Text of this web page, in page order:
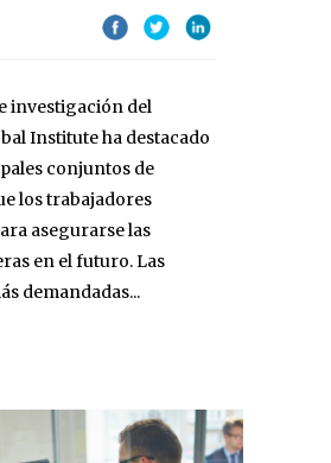
investigación del
Institute ha destacado
conjuntos de
los trabajadores
asegurarse las
en el futuro. Las
demandadas...